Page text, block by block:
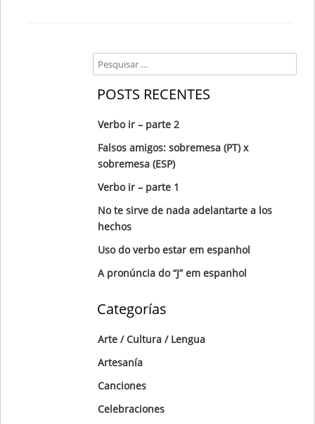
Search
POSTS RECENTES
Verbo ir – parte 2
Falsos amigos: sobremesa (PT) x
sobremesa (ESP)
Verbo ir – parte 1
No te sirve de nada adelantarte a los
hechos
Uso do verbo estar em espanhol
A pronúncia do “J” em espanhol
Categorías
Arte / Cultura / Lengua
Artesanía
Canciones
Celebraciones